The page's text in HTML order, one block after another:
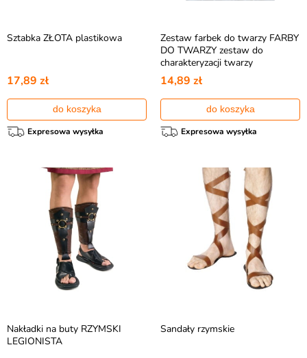
Sztabka ZŁOTA plastikowa
17,89 zł
do koszyka
Expresowa wysyłka
Zestaw farbek do twarzy FARBY
DO TWARZY zestaw do
charakteryzacji twarzy
14,89 zł
do koszyka
Expresowa wysyłka
Nakładki na buty RZYMSKI
LEGIONISTA
Sandały rzymskie